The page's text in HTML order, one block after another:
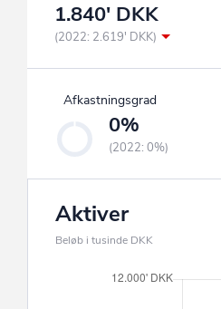
1.840' DKK
(2022: 2.619' DKK)
Afkastningsgrad
0%
(2022: 0%)
Aktiver
Beløb i tusinde DKK